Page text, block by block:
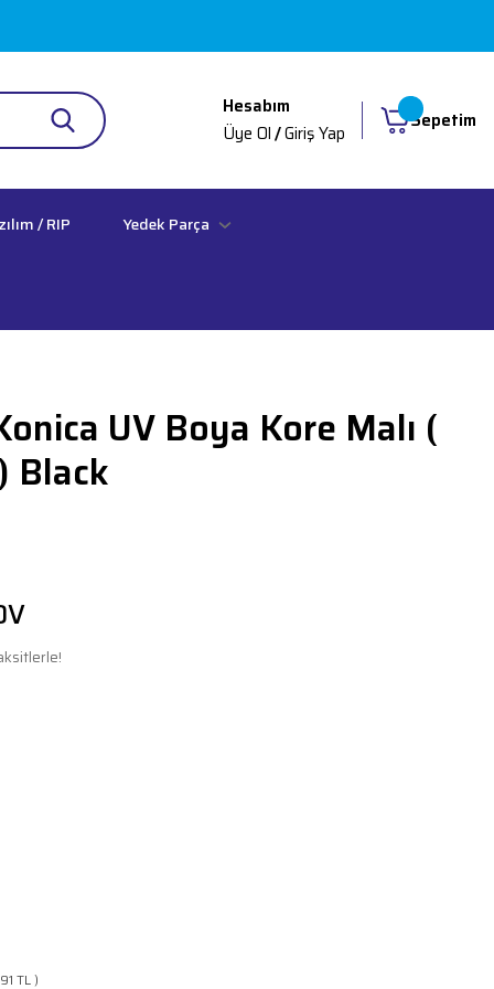
Hesabım
Üye Ol/Giriş Yap
Sepetim
/ RIP Yedek Parça
UV Boya Kore Malı (
Black
TL )